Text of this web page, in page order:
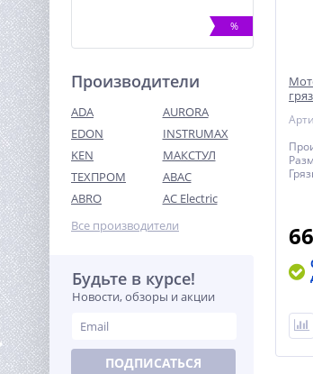
%
Зернодробилка ВИХРЬ
ЗД-400
6 840
Производители
ADA
AURORA
EDON
INSTRUMAX
KEN
МАКСТУЛ
ТЕХПРОМ
ABAC
ABRO
AC Electric
Все производители
Будьте в курсе!
Новости, обзоры и акции
ПОДПИСАТЬСЯ